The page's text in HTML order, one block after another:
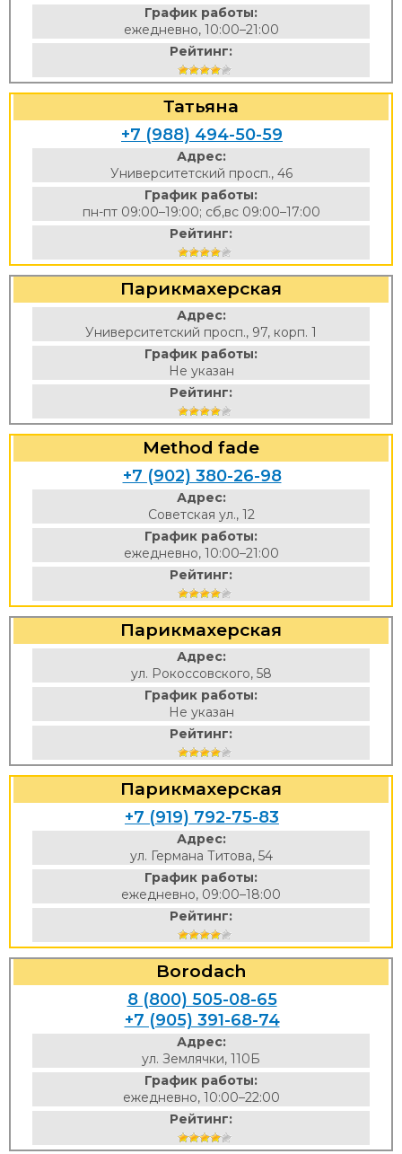
График работы:
ежедневно, 10:00–21:00
Рейтинг:
Татьяна
+7 (988) 494-50-59
Адрес:
Университетский просп., 46
График работы:
пн-пт 09:00–19:00; сб,вс 09:00–17:00
Рейтинг:
Парикмахерская
Адрес:
Университетский просп., 97, корп. 1
График работы:
Не указан
Рейтинг:
Method fade
+7 (902) 380-26-98
Адрес:
Советская ул., 12
График работы:
ежедневно, 10:00–21:00
Рейтинг:
Парикмахерская
Адрес:
ул. Рокоссовского, 58
График работы:
Не указан
Рейтинг:
Парикмахерская
+7 (919) 792-75-83
Адрес:
ул. Германа Титова, 54
График работы:
ежедневно, 09:00–18:00
Рейтинг:
Borodach
8 (800) 505-08-65
+7 (905) 391-68-74
Адрес:
ул. Землячки, 110Б
График работы:
ежедневно, 10:00–22:00
Рейтинг: